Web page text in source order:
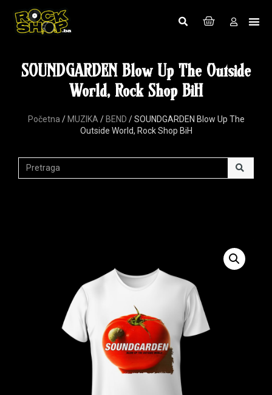
SOUNDGARDEN Blow Up The Outside
World, Rock Shop BiH
Početna / MUZIKA / BEND / SOUNDGARDEN Blow Up The
Outside World, Rock Shop BiH